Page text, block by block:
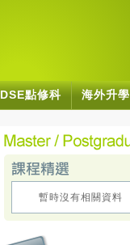
DSE點修科 海外升學
暫時沒有相關資料